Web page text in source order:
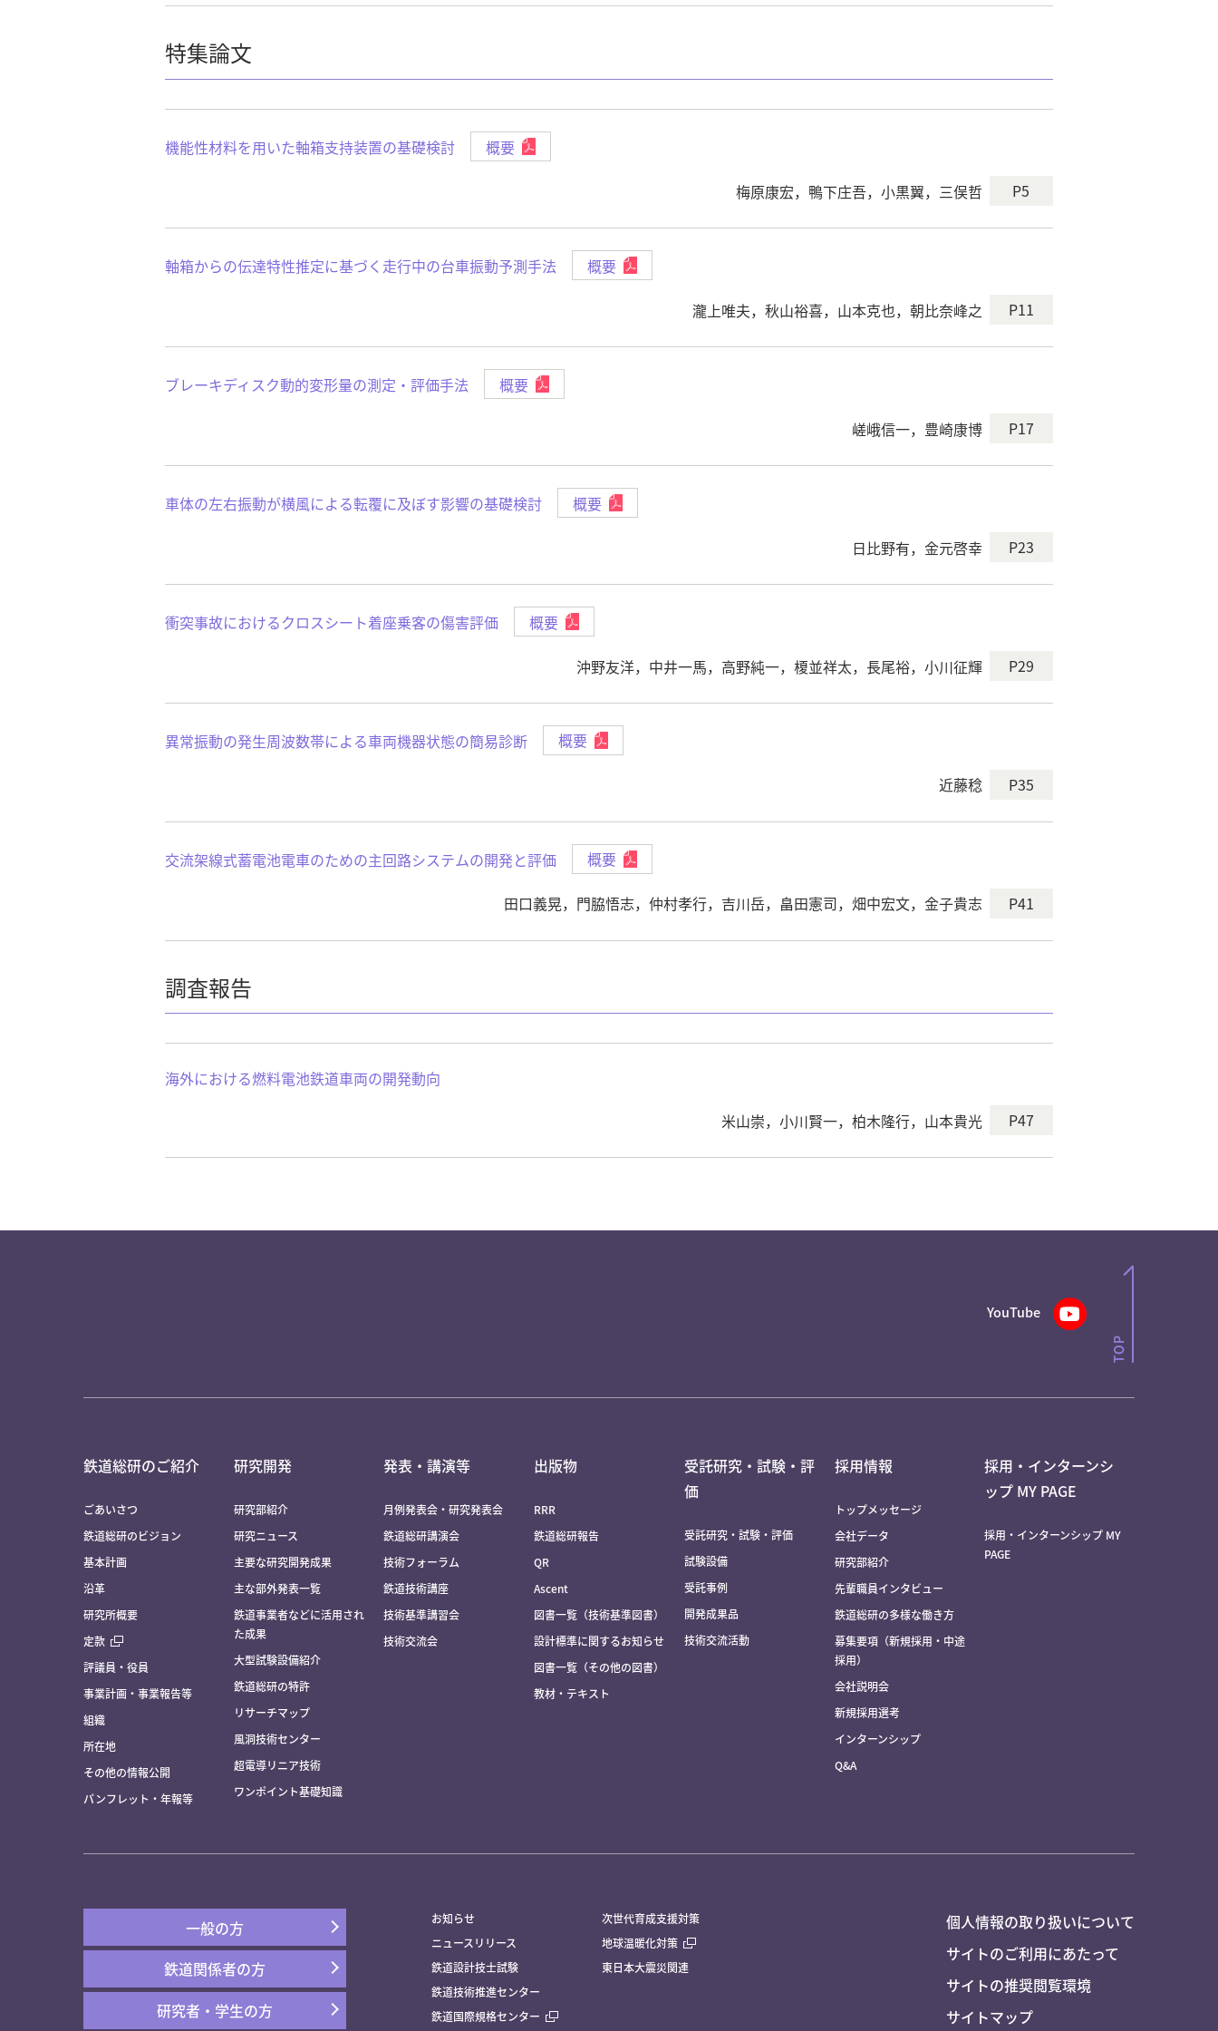
特集論文
機能性材料を用いた軸箱支持装置の基礎検討 概要
梅原康宏，鴨下庄吾，小黒翼，三俣哲 P5
軸箱からの伝達特性推定に基づく走行中の台車振動予測手法 概要
瀧上唯夫，秋山裕喜，山本克也，朝比奈峰之 P11
ブレーキディスク動的変形量の測定・評価手法 概要
嵯峨信一，豊崎康博 P17
車体の左右振動が横風による転覆に及ぼす影響の基礎検討 概要
日比野有，金元啓幸 P23
衝突事故におけるクロスシート着座乗客の傷害評価 概要
沖野友洋，中井一馬，高野純一，榎並祥太，長尾裕，小川征輝 P29
異常振動の発生周波数帯による車両機器状態の簡易診断 概要
近藤稔 P35
交流架線式蓄電池電車のための主回路システムの開発と評価 概要
田口義晃，門脇悟志，仲村孝行，吉川岳，畠田憲司，畑中宏文，金子貴志 P41
調査報告
海外における燃料電池鉄道車両の開発動向
米山崇，小川賢一，柏木隆行，山本貴光
P47
YouTube
鉄道総研のご紹介
ごあいさつ
鉄道総研のビジョン
基本計画
沿革
研究所概要
定款
評議員・役員
事業計画・事業報告等
組織
所在地
その他の情報公開
パンフレット・年報等
研究開発
研究部紹介
研究ニュース
主要な研究開発成果
主な部外発表一覧
鉄道事業者などに活用され
た成果
大型試験設備紹介
鉄道総研の特許
リサーチマップ
風洞技術センター
超電導リニア技術
ワンポイント基礎知識
発表・講演等
月例発表会・研究発表会
鉄道総研講演会
技術フォーラム
鉄道技術講座
技術基準講習会
技術交流会
出版物
RRR
鉄道総研報告
QR
Ascent
図書一覧（技術基準図書）
設計標準に関するお知らせ
図書一覧（その他の図書）
教材・テキスト
受託研究・試験・評
価
受託研究・試験・評価
試験設備
受託事例
開発成果品
技術交流活動
採用情報
トップメッセージ
会社データ
研究部紹介
先輩職員インタビュー
鉄道総研の多様な働き方
募集要項（新規採用・中途
採用）
会社説明会
新規採用選考
インターンシップ
Q&A
採用・インターンシ
ップ MY PAGE
採用・インターンシップ MY
PAGE
一般の方
鉄道関係者の方
研究者・学生の方
お知らせ
ニュースリリース
鉄道設計技士試験
鉄道技術推進センター
鉄道国際規格センター
次世代育成支援対策
地球温暖化対策
東日本大震災関連
個人情報の取り扱いについて
サイトのご利用にあたって
サイトの推奨閲覧環境
サイトマップ